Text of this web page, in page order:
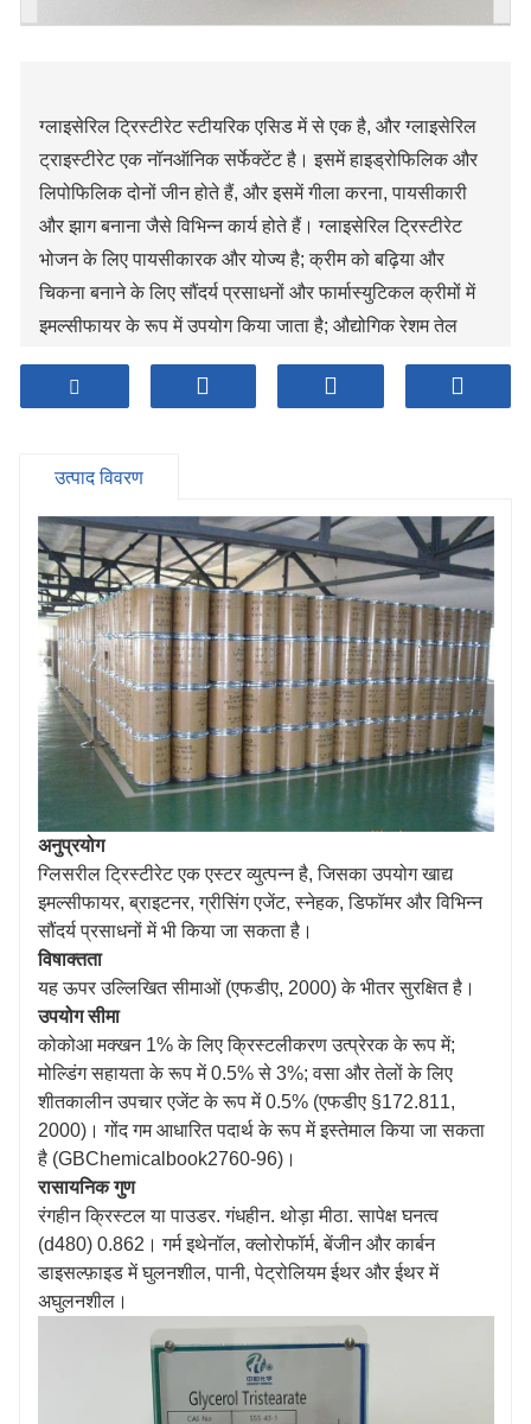
ग्लाइसेरिल ट्रिस्टीरेट स्टीयरिक एसिड में से एक है, और ग्लाइसेरिल
ट्राइस्टीरेट एक नॉनऑनिक सर्फेक्टेंट है। इसमें हाइड्रोफिलिक और
लिपोफिलिक दोनों जीन होते हैं, और इसमें गीला करना, पायसीकारी
और झाग बनाना जैसे विभिन्न कार्य होते हैं। ग्लाइसेरिल ट्रिस्टीरेट
भोजन के लिए पायसीकारक और योज्य है; क्रीम को बढ़िया और
चिकना बनाने के लिए सौंदर्य प्रसाधनों और फार्मास्युटिकल क्रीमों में
इमल्सीफायर के रूप में उपयोग किया जाता है; औद्योगिक रेशम तेल
उपयोग किया जाता है; प्लास्टिक फिल्मों में ड्रॉपलेट रनर और एंटी-
डिस्पर्सेंट, थिकनर और गीला करने वाले एजेंट के रूप में उपयोग किया
जाता है। इसका उपयोग मुख्य रूप से पीवीसी के गैर-विषैले
स्टेबलाइजर, सौंदर्य प्रसाधनों के स्नेहक, स्टाइरीन राल, रबर और
लकड़ी के उत्पादों के रिलीज एजेंट, पेंट के फ़्लैटनिंग एजेंट और रबर
उद्योग में रबर सामग्री के सॉफ्टनिंग एजेंट और आइसोलेटिंग एजेंट के
रूप में किया जाता है, जिसका व्यापक रूप से उपयोग किया जाता है।
उत्पाद विवरण
अनुप्रयोग
ग्लिसरील ट्रिस्टीरेट एक एस्टर व्युत्पन्न है, जिसका उपयोग खाद्य
इमल्सीफायर, ब्राइटनर, ग्रीसिंग एजेंट, स्नेहक, डिफॉमर और विभिन्न
सौंदर्य प्रसाधनों में भी किया जा सकता है।
विषाक्तता
यह ऊपर उल्लिखित सीमाओं (एफडीए, 2000) के भीतर सुरक्षित है।
उपयोग सीमा
कोकोआ मक्खन 1% के लिए क्रिस्टलीकरण उत्प्रेरक के रूप में;
मोल्डिंग सहायता के रूप में 0.5% से 3%; वसा और तेलों के लिए
शीतकालीन उपचार एजेंट के रूप में 0.5% (एफडीए §172.811,
2000)। गोंद गम आधारित पदार्थ के रूप में इस्तेमाल किया जा सकता
है (GBChemicalbook2760-96)।
रासायनिक गुण
रंगहीन क्रिस्टल या पाउडर. गंधहीन. थोड़ा मीठा. सापेक्ष घनत्व
(d480) 0.862। गर्म इथेनॉल, क्लोरोफॉर्म, बेंजीन और कार्बन
डाइसल्फ़ाइड में घुलनशील, पानी, पेट्रोलियम ईथर और ईथर में
अघुलनशील।